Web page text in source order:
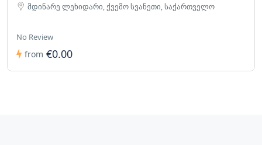
მდინარე ლეხიდარი, ქვემო სვანეთი, საქართველო
No Review
from €0.00